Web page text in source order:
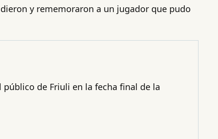
y rememoraron a un jugador que pudo
de Friuli en la fecha final de la